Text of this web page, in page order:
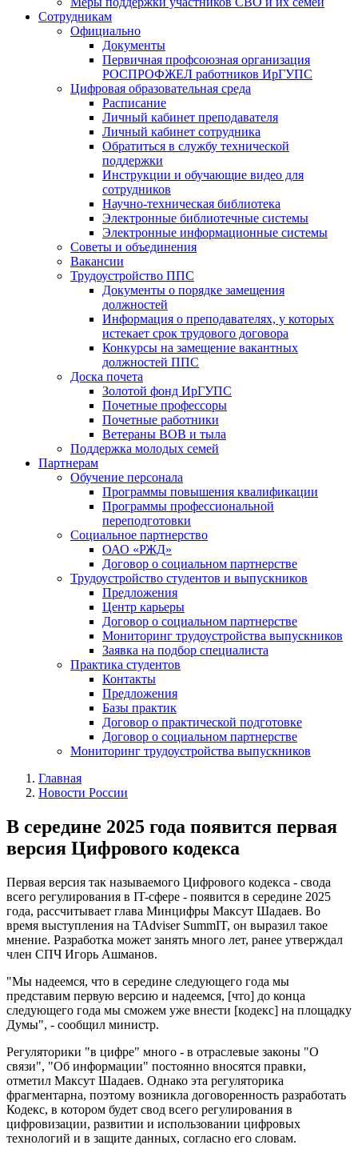
Сотрудникам
Официально
Документы
Первичная профсоюзная организация
РОСПРОФЖЕЛ работников ИрГУПС
Цифровая образовательная среда
Расписание
Личный кабинет преподавателя
Личный кабинет сотрудника
Обратиться в службу технической
поддержки
Инструкции и обучающие видео для
сотрудников
Научно-техническая библиотека
Электронные библиотечные системы
Электронные информационные системы
Советы и объединения
Вакансии
Трудоустройство ППС
Документы о порядке замещения
должностей
Информация о преподавателях, у которых
истекает срок трудового договора
Конкурсы на замещение вакантных
должностей ППС
Доска почета
Золотой фонд ИрГУПС
Почетные профессоры
Почетные работники
Ветераны ВОВ и тыла
Поддержка молодых семей
Партнерам
Обучение персонала
Программы повышения квалификации
Программы профессиональной
переподготовки
Социальное партнерство
ОАО «РЖД»
Договор о социальном партнерстве
Трудоустройство студентов и выпускников
Предложения
Центр карьеры
Договор о социальном партнерстве
Мониторинг трудоустройства выпускников
Заявка на подбор специалиста
Практика студентов
Контакты
Предложения
Базы практик
Договор о практической подготовке
Договор о социальном партнерстве
Мониторинг трудоустройства выпускников
Главная
Новости России
В середине 2025 года появится первая
версия Цифрового кодекса
Первая версия так называемого Цифрового кодекса - свода
всего регулирования в IT-сфере - появится в середине 2025
года, рассчитывает глава Минцифры Максут Шадаев. Во
время выступления на TAdviser SummIT, он выразил такое
мнение. Разработка может занять много лет, ранее утверждал
член СПЧ Игорь Ашманов.
"Мы надеемся, что в середине следующего года мы
представим первую версию и надеемся, [что] до конца
следующего года мы сможем уже внести [кодекс] на площадку
Думы", - сообщил министр.
Регуляторики "в цифре" много - в отраслевые законы "О
связи", "Об информации" постоянно вносятся правки,
отметил Максут Шадаев. Однако эта регуляторика
фрагментарна, поэтому возникла договоренность разработать
Кодекс, в котором будет свод всего регулирования в
цифровизации, развитии и использовании цифровых
технологий и в защите данных, согласно его словам.